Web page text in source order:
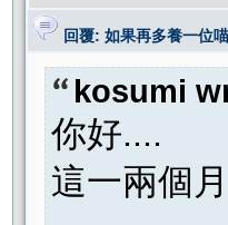
回覆: 如果再多養一位
kosumi
你好....
這一兩個月